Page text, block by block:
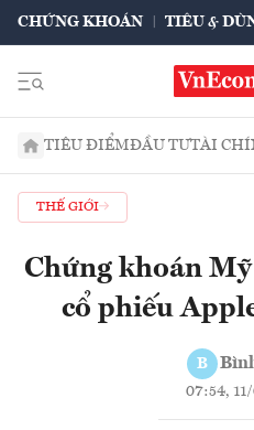
CHỨNG KHOÁN TIÊU &
TIÊU ĐIỂMĐẦU TƯTÀI
THẾ GIỚI
Chứng khoán
cổ phiếu
B
07:54,